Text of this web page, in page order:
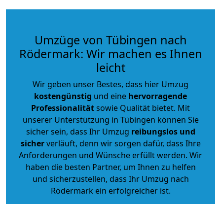
Umzüge von Tübingen nach
Rödermark: Wir machen es Ihnen
leicht
Wir geben unser Bestes, dass hier Umzug
kostengünstig und eine hervorragende
Professionalitätsowie Qualität bietet. Mit
unserer Unterstützung in Tübingen können Sie
sicher sein, dass Ihr Umzug reibungslos und
sicherverläuft, denn wir sorgen dafür, dass Ihre
Anforderungen und Wünsche erfüllt werden. Wir
haben die besten Partner, um Ihnen zu helfen
und sicherzustellen, dass Ihr Umzug nach
Rödermark ein erfolgreicher ist.